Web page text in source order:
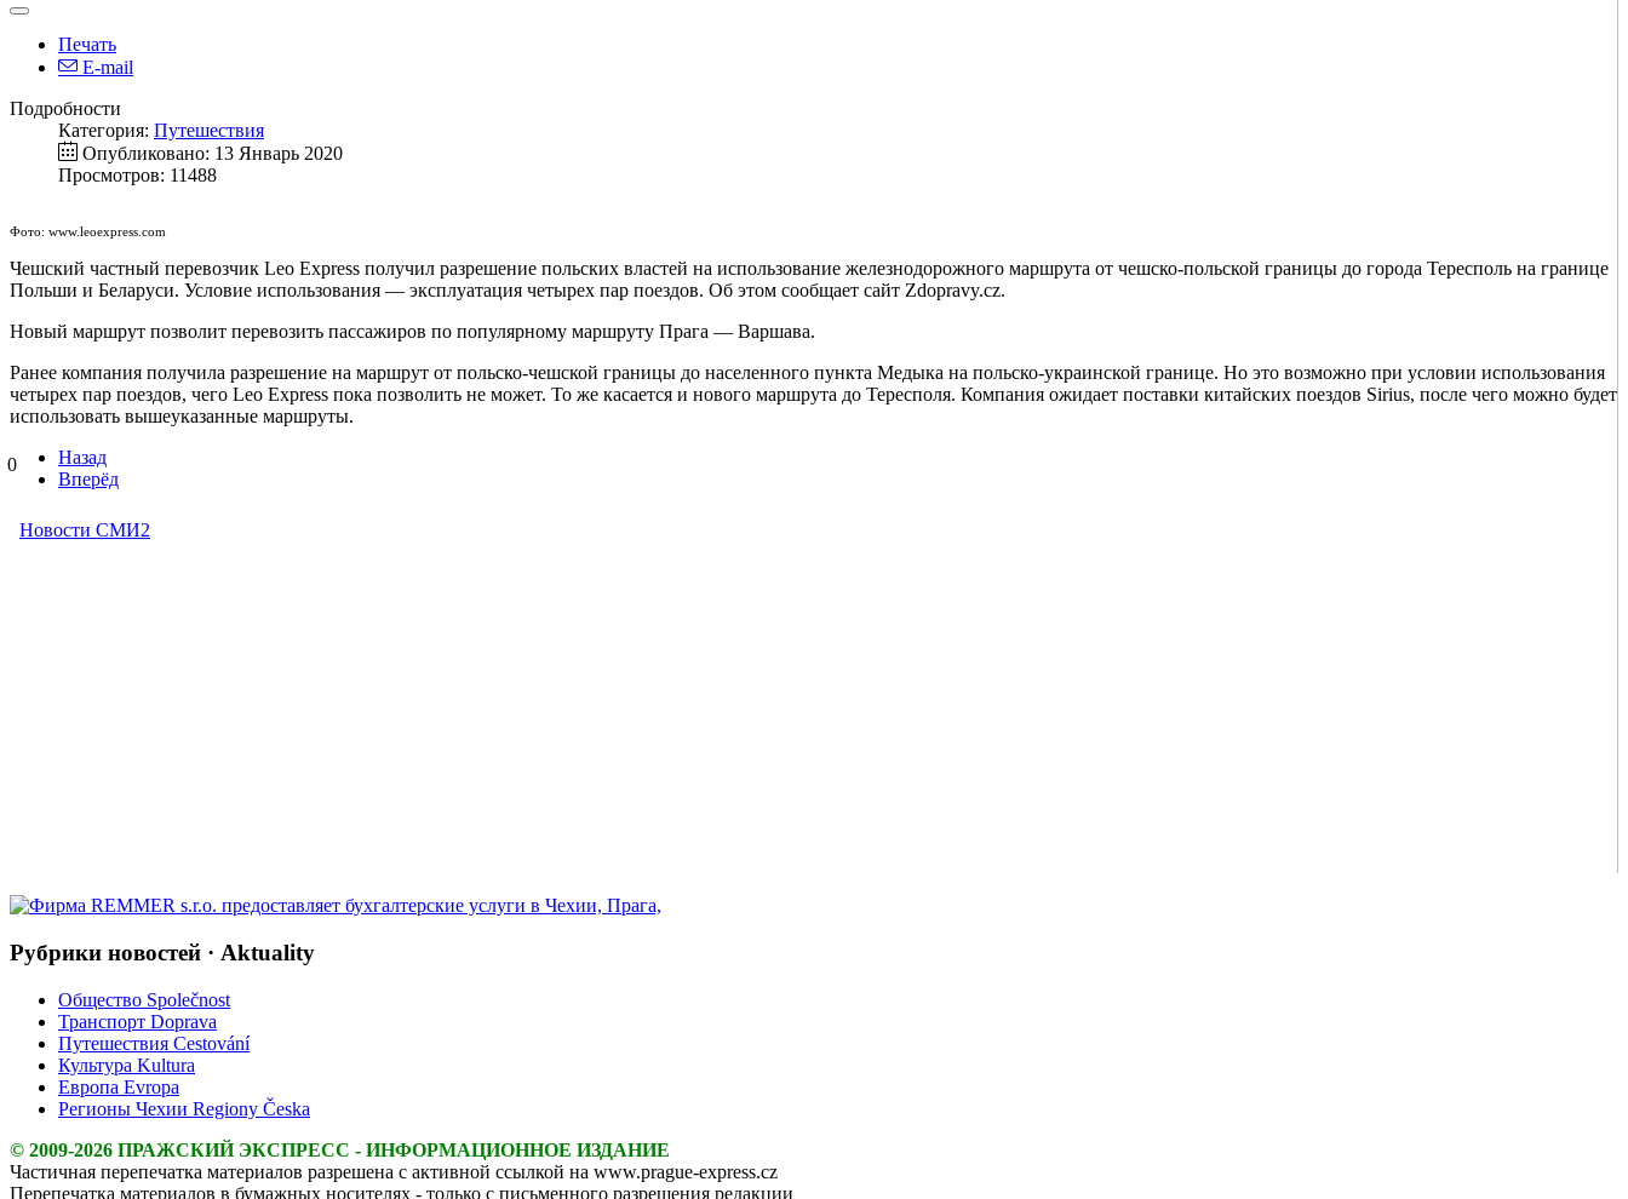
Печать
E-mail
Подробности
Категория: Путешествия
Опубликовано: 13 Январь 2020
Просмотров: 11488
Фото: www.leoexpress.com
Чешский частный перевозчик Leo Express получил разрешение польских властей на использование железнодорожного маршрута от чешско-польской границы до города Тересполь на границе
Польши и Беларуси. Условие использования — эксплуатация четырех пар поездов. Об этом сообщает сайт Zdopravy.cz.
Новый маршрут позволит перевозить пассажиров по популярному маршруту Прага — Варшава.
Ранее компания получила разрешение на маршрут от польско-чешской границы до населенного пункта Медыка на польско-украинской границе. Но это возможно при условии использования
четырех пар поездов, чего Leo Express пока позволить не может. То же касается и нового маршрута до Тересполя. Компания ожидает поставки китайских поездов Sirius, после чего можно будет
использовать вышеуказанные маршруты.
0
Назад
Вперёд
Рубрики новостей · Aktuality
Общество Společnost
Транспорт Doprava
Путешествия Cestování
Культура Kultura
Европа Evropa
Регионы Чехии Regiony Česka
© 2009-2026 ПРАЖСКИЙ ЭКСПРЕСС - ИНФОРМАЦИОННОЕ ИЗДАНИЕ
Частичная перепечатка материалов разрешена с активной ссылкой на www.prague-express.cz
Перепечатка материалов в бумажных носителях - только с письменного разрешения редакции